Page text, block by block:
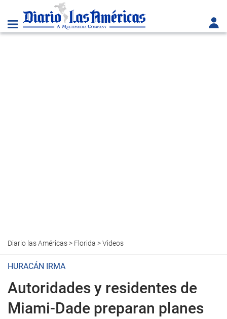
Diario las Américas> Florida >Videos
HURACÁN IRMA
Autoridades y residentes de
Miami-Dade preparan planes